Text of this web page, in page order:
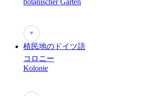
botanischer Garten
♥
植民地のドイツ語
コロニー
Kolonie